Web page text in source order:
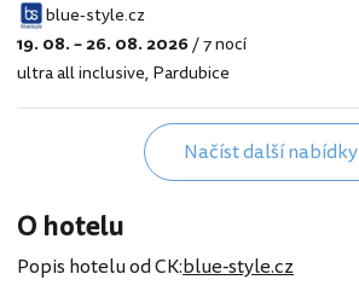
blue-
style.cz
blue-style.cz
19. 08. – 26. 08. 2026/7 nocí
ultra all inclusive, Pardubice
Načíst další nabídky
O hotelu
Popis hotelu od CK:blue-style.cz